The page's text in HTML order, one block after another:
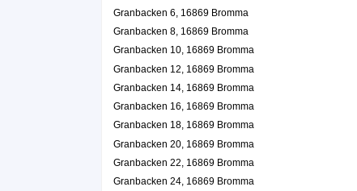
08-58039493
Granbacken 7 Lgh 1202, 16869 Bromma
Granbacken 6, 16869 Bromma
Granbacken 8, 16869 Bromma
Granbacken 10, 16869 Bromma
Granbacken 12, 16869 Bromma
Granbacken 14, 16869 Bromma
Granbacken 16, 16869 Bromma
Granbacken 18, 16869 Bromma
Granbacken 20, 16869 Bromma
Granbacken 22, 16869 Bromma
Granbacken 24, 16869 Bromma